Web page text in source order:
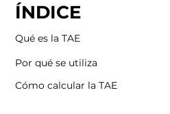
ÍNDICE
Qué es la TAE
Por qué se utiliza
Cómo calcular la TAE